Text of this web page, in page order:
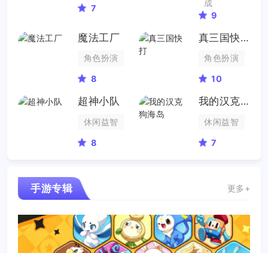
7
成
9
魔法工厂
角色扮演
8
真三国快打
角色扮演
10
超神小队
休闲益智
8
我的汉克狗海岛
休闲益智
7
手游专辑 更多+